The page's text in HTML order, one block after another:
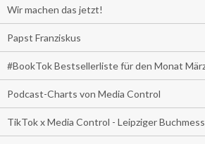
Wir machen das jetzt!
Papst Franziskus
#BookTok Bestsellerliste für den Monat
Podcast-Charts von Media Control
TikTok x Media Control - Leipziger